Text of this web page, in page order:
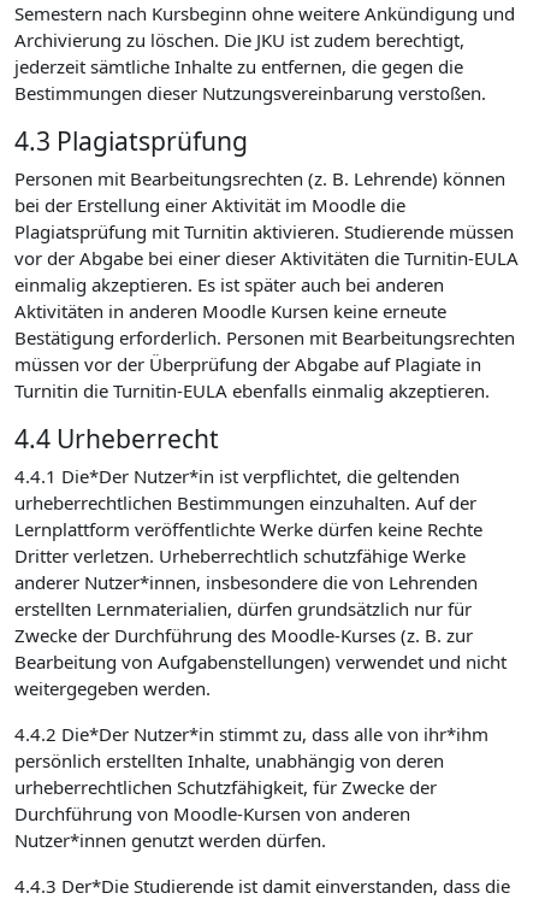
Semestern nach Kursbeginn ohne weitere Ankündigung und
Archivierung zu löschen. Die JKU ist zudem berechtigt,
jederzeit sämtliche Inhalte zu entfernen, die gegen die
Bestimmungen dieser Nutzungsvereinbarung verstoßen.
4.3 Plagiatsprüfung
Personen mit Bearbeitungsrechten (z. B. Lehrende) können
bei der Erstellung einer Aktivität im Moodle die
Plagiatsprüfung mit Turnitin aktivieren. Studierende müssen
vor der Abgabe bei einer dieser Aktivitäten die Turnitin-EULA
einmalig akzeptieren. Es ist später auch bei anderen
Aktivitäten in anderen Moodle Kursen keine erneute
Bestätigung erforderlich. Personen mit Bearbeitungsrechten
müssen vor der Überprüfung der Abgabe auf Plagiate in
Turnitin die Turnitin-EULA ebenfalls einmalig akzeptieren.
4.4 Urheberrecht
4.4.1 Die*Der Nutzer*in ist verpflichtet, die geltenden
urheberrechtlichen Bestimmungen einzuhalten. Auf der
Lernplattform veröffentlichte Werke dürfen keine Rechte
Dritter verletzen. Urheberrechtlich schutzfähige Werke
anderer Nutzer*innen, insbesondere die von Lehrenden
erstellten Lernmaterialien, dürfen grundsätzlich nur für
Zwecke der Durchführung des Moodle-Kurses (z. B. zur
Bearbeitung von Aufgabenstellungen) verwendet und nicht
weitergegeben werden.
4.4.2 Die*Der Nutzer*in stimmt zu, dass alle von ihr*ihm
persönlich erstellten Inhalte, unabhängig von deren
urheberrechtlichen Schutzfähigkeit, für Zwecke der
Durchführung von Moodle-Kursen von anderen
Nutzer*innen genutzt werden dürfen.
4.4.3 Der*Die Studierende ist damit einverstanden, dass die